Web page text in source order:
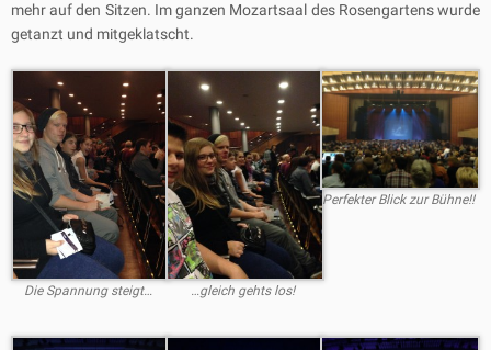
mehr auf den Sitzen. Im ganzen Mozartsaal des Rosengartens wurde
getanzt und mitgeklatscht.
Die Spannung steigt… …gleich gehts los!
Perfekter Blick zur Bühne!!